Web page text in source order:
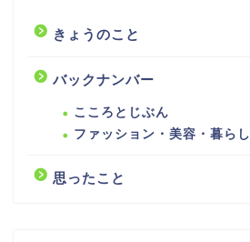
きょうのこと
バックナンバー
こころとじぶん
ファッション・美容・暮らし
思ったこと